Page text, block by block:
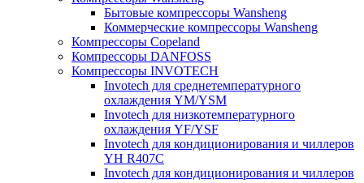
Бытовые компрессоры Wansheng
Коммерческие компрессоры Wansheng
Компрессоры Copeland
Компрессоры DANFOSS
Компрессоры INVOTECH
Invotech для среднетемпературного
охлаждения YM/YSM
Invotech для низкотемпературного
охлаждения YF/YSF
Invotech для кондиционирования и чиллеров
YH R407C
Invotech для кондиционирования и чиллеров